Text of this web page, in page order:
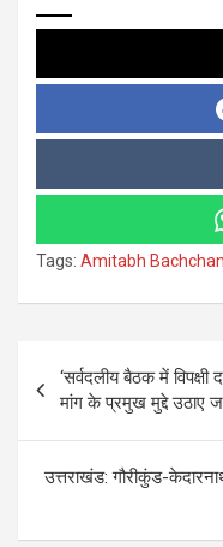
Tags: Amitabh Bachchan
navigation
‘सर्वदलीय बैठक में विपक्षी
मांग के प्रमुख मुद्दे उठाए
उत्तराखंड: गौरीकुंड-